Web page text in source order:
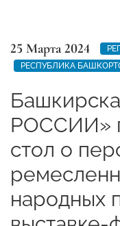
25 Марта 2024
РЕСПУБЛИКА
РОССИИ»
стол о
народных